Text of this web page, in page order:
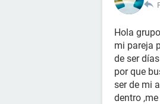
Hola
mi pareja
de ser
por que
ser de mi
dentro